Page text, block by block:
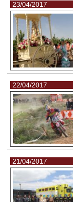
23/04/2017
22/04/2017
21/04/2017